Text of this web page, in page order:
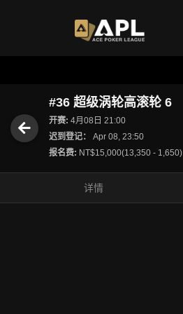
#36 超级涡轮高滚轮 6
开赛: 4月08日 21:00
迟到登记：
Apr 08, 23:50
报名费: NT$15,000(13,350 - 1,650)
详情